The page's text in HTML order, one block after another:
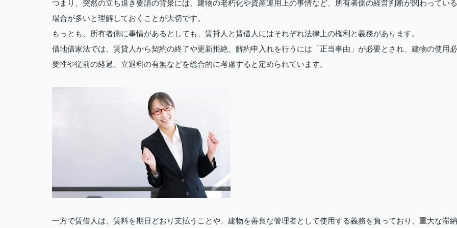
つまり、突然の立ち退き要請の背景には、建物の老朽化や資産運用上の事情など、所有者側の経営判断が関わっている
場合が多いと理解しておくことが大切です。
もっとも、所有者側に事情があるとしても、賃貸人と賃借人にはそれぞれ法律上の権利と義務があります。
借地借家法では、賃貸人から契約の終了や更新拒絶、解約申入れを行うには「正当事由」が必要とされ、建物の使用必
要性や従前の経過、立退料の有無などを総合的に考慮すると定められています。
一方で賃借人は、賃料を期日どおり支払うことや、建物を善良な管理者として使用する義務を負っており、重大な滞納